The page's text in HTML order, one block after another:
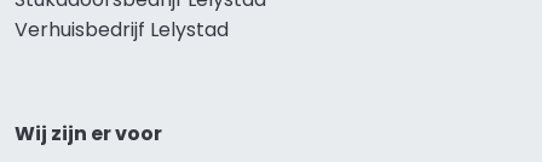
Verhuisbedrijf Lelystad
Wij zijn er voor